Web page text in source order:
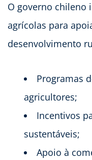
O governo chileno
agrícolas para
desenvolvimento
Programas
agricultores;
Incentivos
sustentáveis;
Apoio à